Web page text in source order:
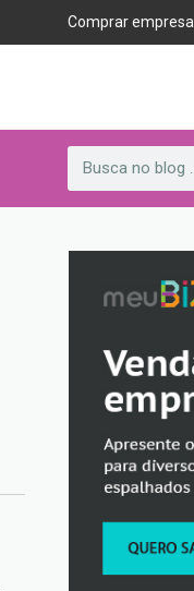
Comprar empresa